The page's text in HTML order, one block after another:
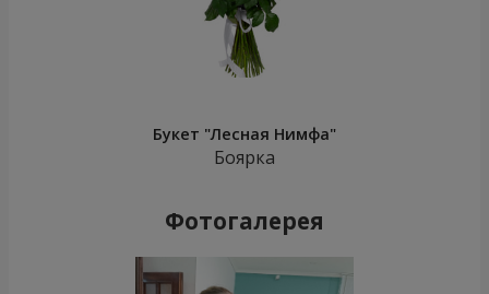
Букет "Лесная Нимфа"
Боярка
Фотогалерея